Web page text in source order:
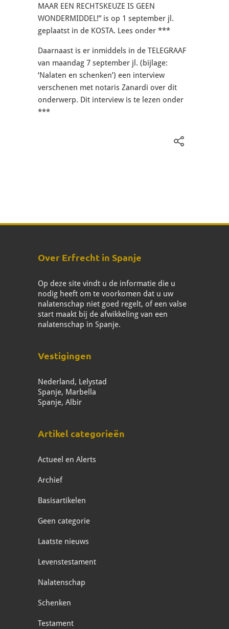
MAAR EEN RECHTSKEUZE IS GEEN
WONDERMIDDEL!” is op 1 september jl.
geplaatst in de KOSTA. Lees onder ***
Daarnaast is er inmiddels in de TELEGRAAF
van maandag 7 september jl. (bijlage:
‘Nalaten en schenken’) een interview
verschenen met notaris Zanardi over dit
onderwerp. Dit interview is te lezen onder
***
Over Erfrecht in Spanje
Op deze site vindt u de informatie die u
nodig heeft om te voorkomen dat u uw
nalatenschap niet goed regelt, of een valse
start maakt bij de afwikkeling van een
nalatenschap in Spanje.
Vestigingen
Nederland, Lelystad
Spanje, Marbella
Spanje, Albir
Artikel categorieën
Actueel en Alerts
Archief
Basisartikelen
Geen categorie
Laatste nieuws
Levenstestament
Nalatenschap
Schenken
Testament